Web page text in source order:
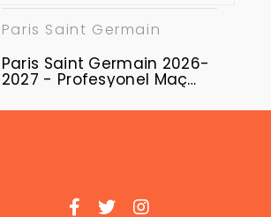
Paris Saint Germain
Paris Saint Germain 2026-
2027 - Profesyonel Maç